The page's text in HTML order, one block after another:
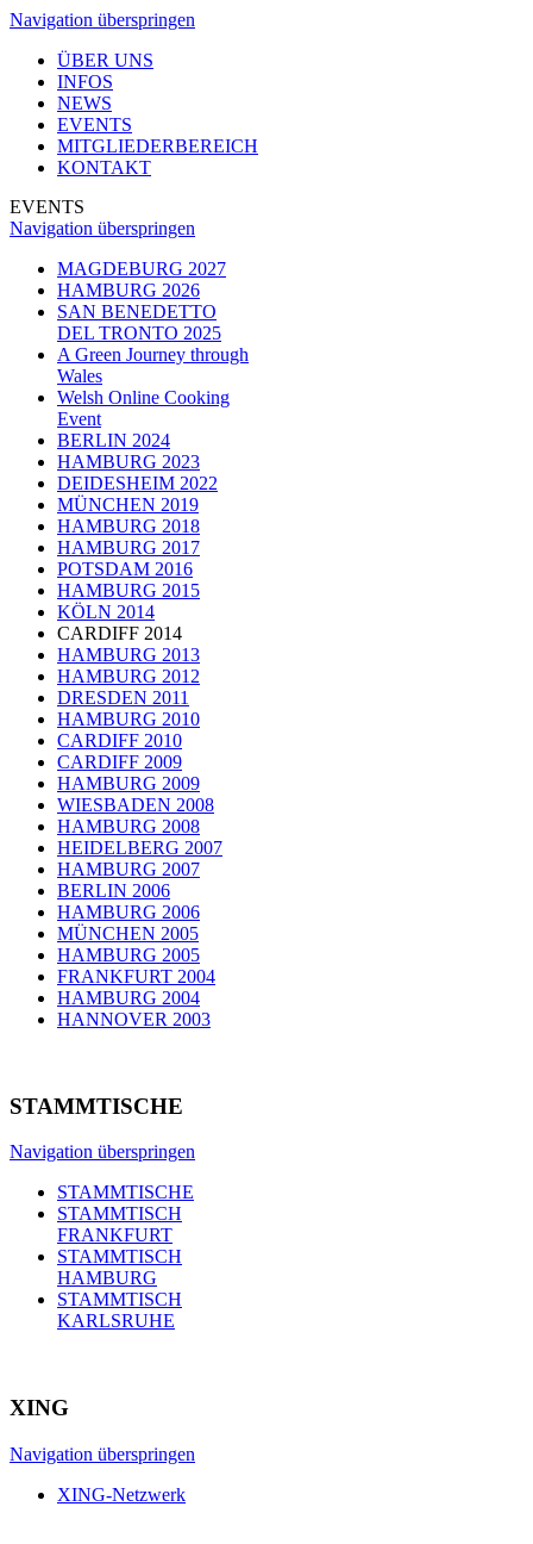
Navigation überspringen
ÜBER UNS
INFOS
NEWS
EVENTS
MITGLIEDERBEREICH
KONTAKT
EVENTS
Navigation überspringen
MAGDEBURG 2027
HAMBURG 2026
SAN BENEDETTO
DEL TRONTO 2025
A Green Journey through
Wales
Welsh Online Cooking
Event
BERLIN 2024
HAMBURG 2023
DEIDESHEIM 2022
MÜNCHEN 2019
HAMBURG 2018
HAMBURG 2017
POTSDAM 2016
HAMBURG 2015
KÖLN 2014
CARDIFF 2014
HAMBURG 2013
HAMBURG 2012
DRESDEN 2011
HAMBURG 2010
CARDIFF 2010
CARDIFF 2009
HAMBURG 2009
WIESBADEN 2008
HAMBURG 2008
HEIDELBERG 2007
HAMBURG 2007
BERLIN 2006
HAMBURG 2006
MÜNCHEN 2005
HAMBURG 2005
FRANKFURT 2004
HAMBURG 2004
HANNOVER 2003
STAMMTISCHE
Navigation überspringen
STAMMTISCHE
STAMMTISCH
FRANKFURT
STAMMTISCH
HAMBURG
STAMMTISCH
KARLSRUHE
XING
Navigation überspringen
XING-Netzwerk